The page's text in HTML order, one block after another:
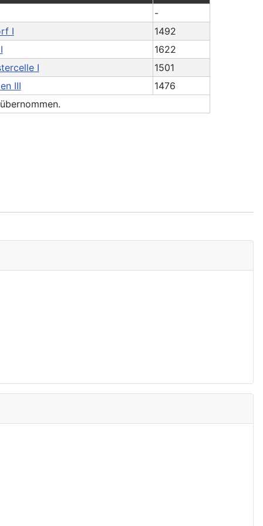
-
I
1492
1622
I
1501
III
1476